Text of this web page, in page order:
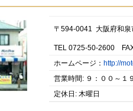
〒594-0041 大阪府和泉
TEL 0725-50-2600
ホームページ： http://
営業時間: ９：００～１
定休日: 木曜日